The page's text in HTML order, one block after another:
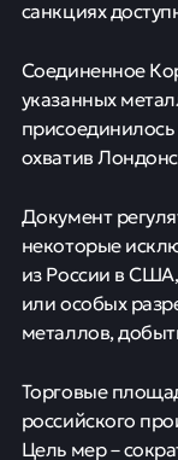
санкциях
Соединенное
указанных
присоединилось
охватив
Документ
некоторые
из России в
или особых
металлов,
Торговые
российского
Цель мер –